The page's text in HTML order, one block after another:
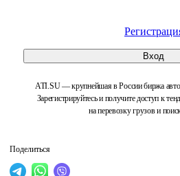
Вход
ATI.SU — крупнейшая в России биржа
Зарегистрируйтесь и получите доступ к
на перевозку грузов и
Поделиться